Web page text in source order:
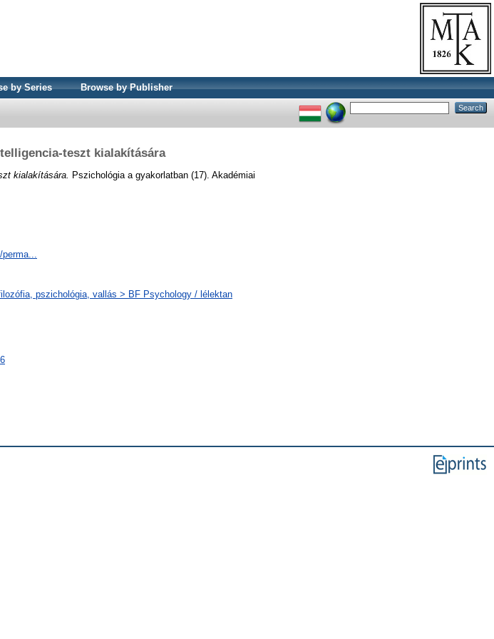
by Series Browse by Publisher
teszt kialakítására
kialakítására. Pszichológia a gyakorlatban (17). Akadémiai
perma...
pszichológia, vallás > BF Psychology / lélektan